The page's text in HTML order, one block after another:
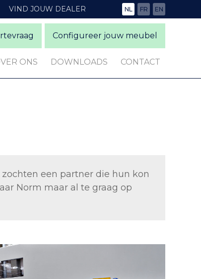
NL FR EN
VIND JOUW DEALER
ONS DOWNLOADS CONTACT
Configureer jouw meubel
een partner die hun kon
Norm maar al te graag op